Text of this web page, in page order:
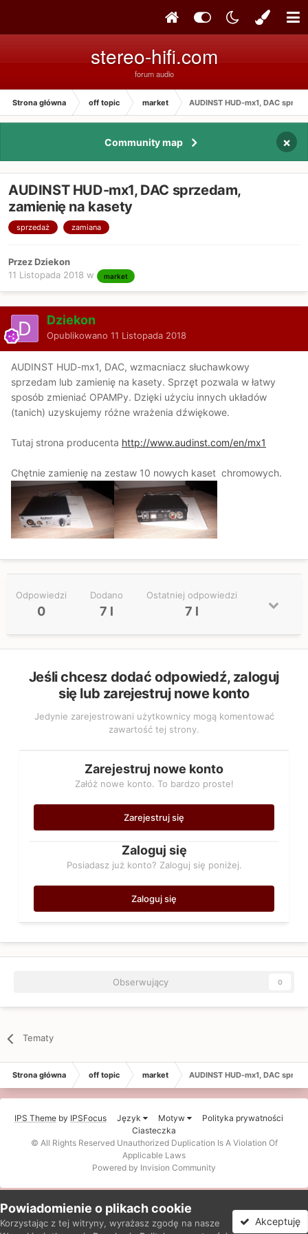
stereo-hifi.com
forum audio
Strona główna off topic market AUDINST HUD-mx1, DAC
Community map ×
AUDINST HUD-mx1, DAC sprzedam,
zamienię na kasety
sprzedaż zamiana
Przez Dziekon
11 Listopada 2018 w market
Dziekon
Opublikowano 11 Listopada 2018
AUDINST HUD-mx1, DAC, wzmacniacz słuchawkowy
sprzedam lub zamienię na kasety. Sprzęt pozwala w łatwy
sposób zmieniać OPAMPy. Dzięki użyciu innych układów
(tanich) uzyskujemy różne wrażenia dźwiękowe.
Tutaj strona producenta http://www.audinst.com/en/mx1
Chętnie zamienię na zestaw 10 nowych kaset chromowych.
Odpowiedzi
0
Dodano
7 l
Ostatniej odpowiedzi
7 l
Jeśli chcesz dodać odpowiedź, zaloguj
się lub zarejestruj nowe konto
Jedynie zarejestrowani użytkownicy mogą komentować
zawartość tej strony.
Zarejestruj nowe konto
Załóż nowe konto. To bardzo proste!
Zarejestruj się
Zaloguj się
Posiadasz już konto? Zaloguj się poniżej.
Zaloguj się
Obserwujący 0
Tematy
Strona główna off topic market AUDINST HUD-mx1, DAC
IPS Theme by IPSFocus Język Motyw
Polityka prywatności
Ciasteczka
© All Rights Reserved Unauthorized Duplication Is A Violation Of
Applicable Laws
Powered by Invision Community
Powiadomienie o plikach cookie
Korzystając z tej witryny, wyrażasz zgodę na nasze
Akceptuję